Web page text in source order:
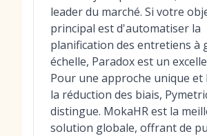
leader du marché. Si votre
principal est d'automatiser la
planification des entretiens à
échelle, Paradox est un
Pour une approche unique et
la réduction des biais,
distingue. MokaHR est la
solution globale, offrant de